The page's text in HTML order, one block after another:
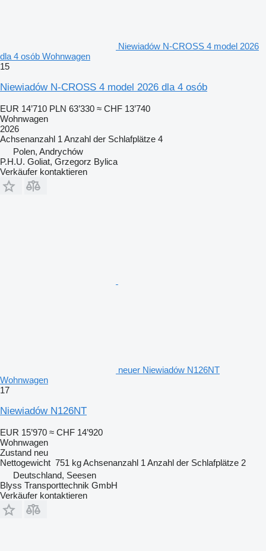
Niewiadów N-CROSS 4 model 2026
dla 4 osób Wohnwagen
15
Niewiadów N-CROSS 4 model 2026 dla 4 osób
EUR 14’710 PLN 63’330 ≈ CHF 13’740
Wohnwagen
2026
Achsenanzahl 1 Anzahl der Schlafplätze 4
Polen, Andrychów
P.H.U. Goliat, Grzegorz Bylica
Verkäufer kontaktieren
neuer Niewiadów N126NT
Wohnwagen
17
Niewiadów N126NT
EUR 15’970 ≈ CHF 14’920
Wohnwagen
Zustand neu
Nettogewicht 751 kgAchsenanzahl 1 Anzahl der Schlafplätze 2
Deutschland, Seesen
Blyss Transporttechnik GmbH
Verkäufer kontaktieren